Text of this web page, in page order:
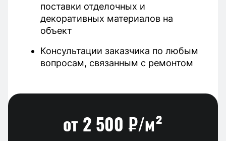
поставки отделочных и
декоративных материалов на
объект
Консультации заказчика по любым
вопросам, связанным с ремонтом
от 2 500 ₽/м²